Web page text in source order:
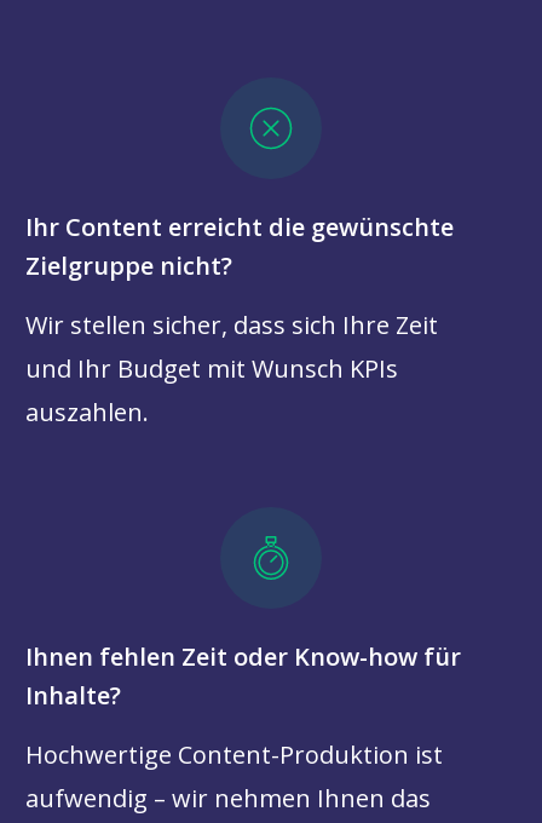
Ihr Content erreicht die gewünschte
Zielgruppe nicht?
Wir stellen sicher, dass sich Ihre Zeit
und Ihr Budget mit Wunsch KPIs
auszahlen.
Ihnen fehlen Zeit oder Know-how für
Inhalte?
Hochwertige Content-Produktion ist
aufwendig – wir nehmen Ihnen das